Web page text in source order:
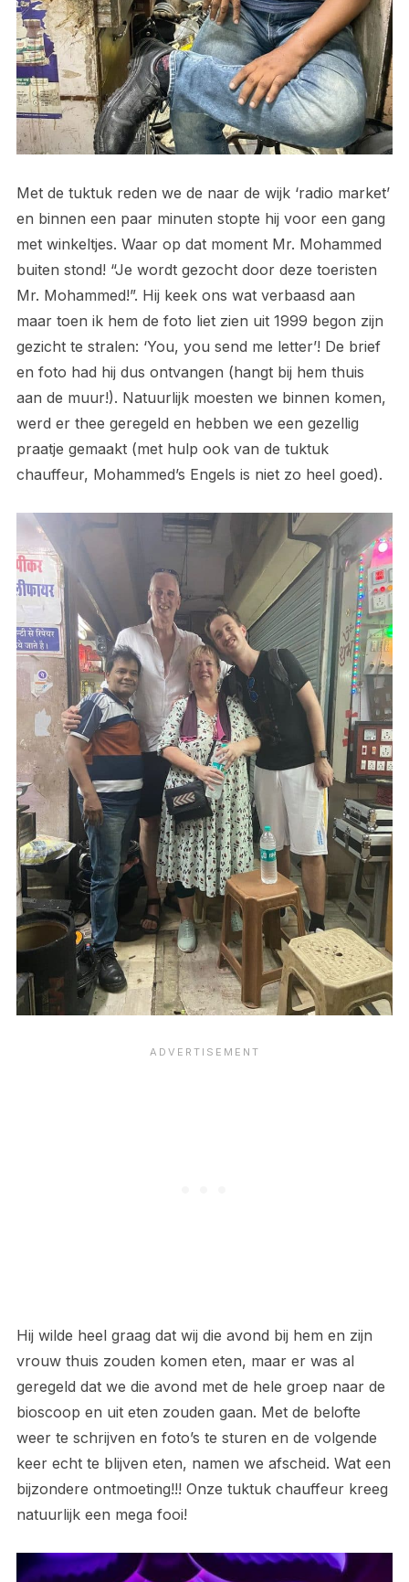
Met de tuktuk reden we de naar de wijk ‘radio market’
en binnen een paar minuten stopte hij voor een gang
met winkeltjes. Waar op dat moment Mr. Mohammed
buiten stond! “Je wordt gezocht door deze toeristen
Mr. Mohammed!”. Hij keek ons wat verbaasd aan
maar toen ik hem de foto liet zien uit 1999 begon zijn
gezicht te stralen: ‘You, you send me letter’! De brief
en foto had hij dus ontvangen (hangt bij hem thuis
aan de muur!). Natuurlijk moesten we binnen komen,
werd er thee geregeld en hebben we een gezellig
praatje gemaakt (met hulp ook van de tuktuk
chauffeur, Mohammed’s Engels is niet zo heel goed).
Hij wilde heel graag dat wij die avond bij hem en zijn
vrouw thuis zouden komen eten, maar er was al
geregeld dat we die avond met de hele groep naar de
bioscoop en uit eten zouden gaan. Met de belofte
weer te schrijven en foto’s te sturen en de volgende
keer echt te blijven eten, namen we afscheid. Wat een
bijzondere ontmoeting!!! Onze tuktuk chauffeur kreeg
natuurlijk een mega fooi!